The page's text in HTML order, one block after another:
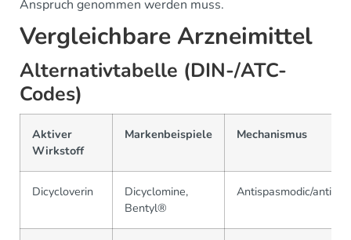
Anspruch genommen werden muss.
Vergleichbare Arzneimittel
Alternativtabelle (DIN-/ATC-
Codes)
Aktiver
Wirkstoff
Markenbeispiele Mechanismus
Dicycloverin
Dicyclomine,
Bentyl®
Antispasmodic/